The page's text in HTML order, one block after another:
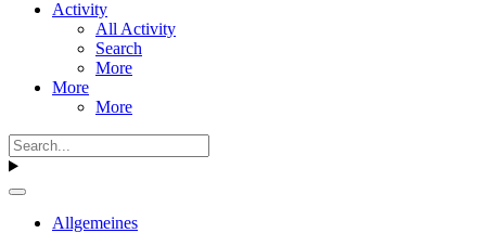
Activity
All Activity
Search
More
More
More
Allgemeines